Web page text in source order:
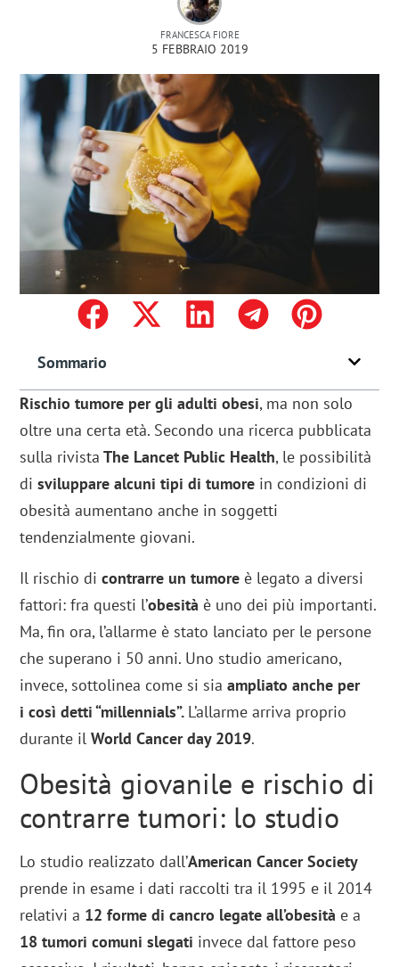
FRANCESCA FIORE
5 FEBBRAIO 2019
Sommario
Rischio tumore per gli adulti obesi, ma non solo
oltre una certa età. Secondo una ricerca pubblicata
sulla rivista The Lancet Public Health, le possibilità
disviluppare alcuni tipi di tumore in condizioni di
obesità aumentano anche in soggetti
tendenzialmente giovani.
Il rischio dicontrarre un tumore è legato a diversi
fattori: fra questi l’obesità è uno dei più importanti.
Ma, fin ora, l’allarme è stato lanciato per le persone
che superano i 50 anni. Uno studio americano,
invece, sottolinea come si siaampliato anche per
i così detti “millennials”. L’allarme arriva proprio
durante ilWorld Cancer day 2019.
Obesità giovanile e rischio di
contrarre tumori: lo studio
Lo studio realizzato dall’American Cancer Society
prende in esame i dati raccolti tra il 1995 e il 2014
relativi a 12 forme di cancro legate all’obesità e a
18 tumori comuni slegati invece dal fattore peso